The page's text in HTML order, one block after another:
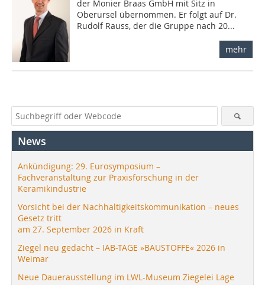
der Monier Braas GmbH mit Sitz in
Oberursel übernommen. Er folgt auf Dr.
Rudolf Rauss, der die Gruppe nach 20...
mehr
News
Ankündigung: 29. Eurosymposium –
Fachveranstaltung zur Praxisforschung in der
Keramikindustrie
Vorsicht bei der Nachhaltigkeitskommunikation – neues
Gesetz tritt
am 27. September 2026 in Kraft
Ziegel neu gedacht – IAB-TAGE »BAUSTOFFE« 2026 in
Weimar
Neue Dauerausstellung im LWL-Museum Ziegelei Lage